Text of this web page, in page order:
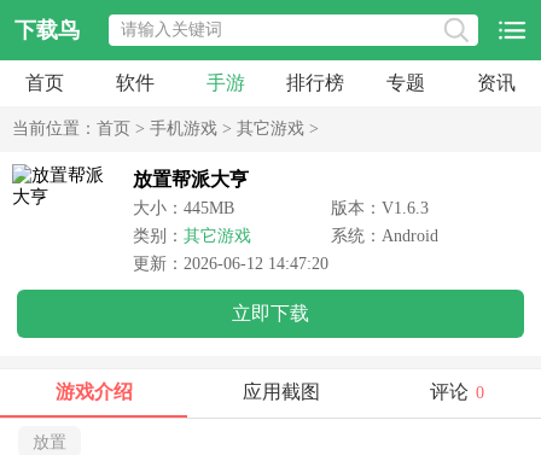
下载鸟
首页 软件 手游 排行榜 专题 资讯
当前位置： 首页 > 手机游戏 > 其它游戏 >
放置帮派大亨
大小：445MB
版本：V1.6.3
类别： 其它游戏
系统：Android
更新：2026-06-12 14:47:20
立即下载
游戏介绍 应用截图 评论 0
放置